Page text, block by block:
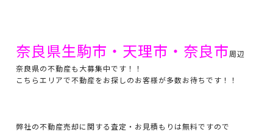
奈良県生駒市・天理市・奈良市周辺
奈良県の不動産も大募集中です！！
こちらエリアで不動産をお探しのお客様が多数お待ちです！！
弊社の不動産売却に関する査定・お見積もりは無料ですので